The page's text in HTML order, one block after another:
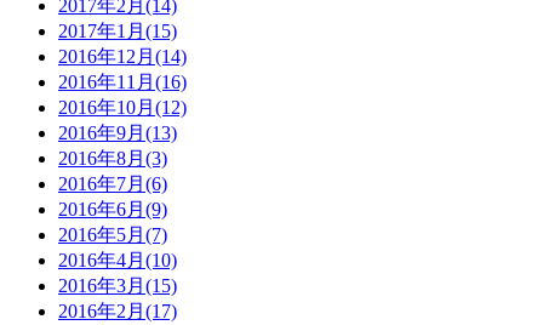
2017年2月(14)
2017年1月(15)
2016年12月(14)
2016年11月(16)
2016年10月(12)
2016年9月(13)
2016年8月(3)
2016年7月(6)
2016年6月(9)
2016年5月(7)
2016年4月(10)
2016年3月(15)
2016年2月(17)